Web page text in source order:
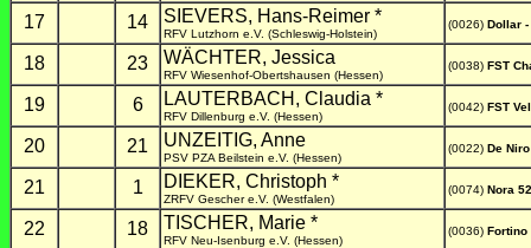
17 14 SIEVERS, Hans-Reimer *
RFV Lutzhorn e.V. (Schleswig-Holstein)
(0026) Dollar -
18 23 WÄCHTER, Jessica
RFV Wiesenhof-Obertshausen (Hessen)
(0038) FST
19 6 LAUTERBACH, Claudia *
RFV Dillenburg e.V. (Hessen)
(0042) FST
20 21 UNZEITIG, Anne
PSV PZA Beilstein e.V. (Hessen)
(0022) De
21 1 DIEKER, Christoph *
ZRFV Gescher e.V. (Westfalen)
(0074) Nora
22 18 TISCHER, Marie *
RFV Neu-Isenburg e.V. (Hessen)
(0036) Fortino